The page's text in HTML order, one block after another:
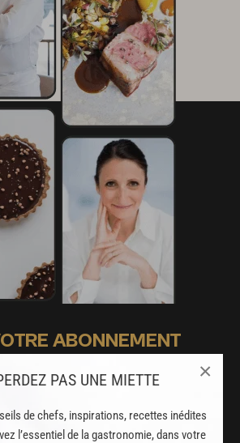
PAS UNE MIETTE
de chefs, inspirations, recettes inédites
l’essentiel de la gastronomie, dans votre
×
ABONNEMENT